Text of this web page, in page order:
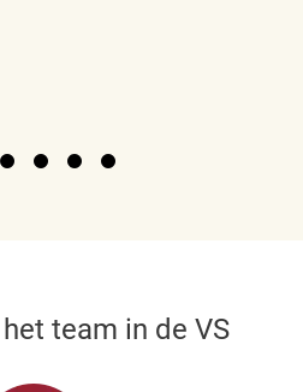
team in de VS